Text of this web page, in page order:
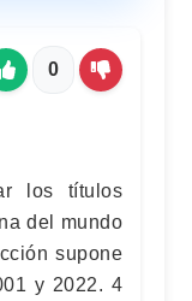
0
los títulos
del mundo
supone
y 2022. 4